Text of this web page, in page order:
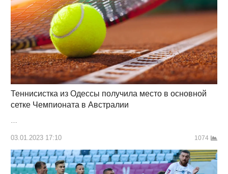
Теннисистка из Одессы получила место в основной
сетке Чемпионата в Австралии
…
03.01.2023 17:10 1074